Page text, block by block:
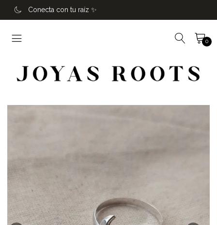
Conecta con tu raíz ✨️
0